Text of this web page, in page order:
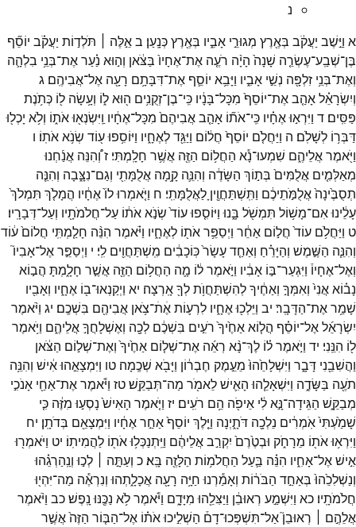
נ
א וַיֵּ֣שֶׁב יַעֲקֹ֔ב בְּאֶ֖רֶץ מְגוּרֵ֣י אָבִ֑יו בְּאֶ֖רֶץכְּנָֽעַן׃ באֵ֣לֶּה ׀ תֹּלְד֣וֹת יַעֲקֹ֗ב יוֹסֵ֞ף
בֶּן־שְׁבַֽע־עֶשְׂרֵ֤ה שָׁנָה֙ הָיָ֨ה רֹעֶ֤ה אֶת־אֶחָיו֙ בַּצֹּ֔אן וְה֣וּא נַ֗עַראֶת־בְּנֵ֥י בִלְהָ֛ה
וְאֶת־בְּנֵ֥י זִלְפָּ֖ה נְשֵׁ֣י אָבִ֑יו וַיָּבֵ֥א יוֹסֵ֛ף אֶת־דִּבָּתָ֥ם רָעָ֖ה אֶל־אֲבִיהֶֽם׃ ג
וְיִשְׂרָאֵ֗לאָהַ֤באֶת־יוֹסֵף֙ מִכָּל־בָּנָ֔יו כִּֽי־בֶן־זְקֻנִ֥ים ה֖וּאל֑וֹ וְעָ֥שָׂה ל֖וֹ כְּתֹ֥נֶת
פַּסִּֽים׃ ד וַיִּרְא֣וּאֶחָ֗יו כִּֽי־אֹת֞וֹ אָהַ֤באֲבִיהֶם֙ מִכָּל־אֶחָ֔יו וַֽיִּשְׂנְא֖וּאֹת֑וֹ וְלֹ֥א יָכְל֖וּ
דַּבְּר֥וֹ לְשָׁלֹֽם׃ ה וַיַּחֲלֹ֤ם יוֹסֵף֙ חֲל֔וֹם וַיַּגֵּ֖דלְאֶחָ֑יו וַיּוֹסִ֥פוּע֖וֹד שְׂנֹ֥אאֹתֽוֹ׃ ו
וַיֹּ֖אמֶראֲלֵיהֶ֑ם שִׁמְעוּ־נָ֕א הַחֲל֥וֹם הַזֶּ֖ה אֲשֶׁ֥ר חָלָֽמְתִּי׃ זוְ֠הִנֵּה אֲנַ֜חְנוּ
מְאַלְּמִ֤ים אֲלֻמִּים֙ בְּת֣וֹךְ הַשָּׂדֶ֔ה וְהִנֵּ֛ה קָ֥מָה אֲלֻמָּתִ֖י וְגַם־נִצָּ֑בָה וְהִנֵּ֤ה
תְסֻבֶּ֙ינָה֙אֲלֻמֹּ֣תֵיכֶ֔ם וַתִּֽשְׁתַּחֲוֶ֖יןָ לַאֲלֻמָּתִֽי׃ ח וַיֹּ֤אמְרוּלוֹ֙אֶחָ֔יו הֲמָלֹ֤ךְ תִּמְלֹךְ֙
עָלֵ֔ינוּאִם־מָשׁ֥וֹל תִּמְשֹׁ֖ל בָּ֑נוּ וַיּוֹסִ֤פוּעוֹד֙ שְׂנֹ֣אאֹת֔וֹ עַל־חֲלֹמֹתָ֖יו וְעַל־דְּבָרָֽיו׃
ט וַיַּחֲלֹ֥ם עוֹד֙ חֲל֣וֹם אַחֵ֔ר וַיְסַפֵּ֥ראֹת֖וֹ לְאֶחָ֑יו וַיֹּ֗אמֶר הִנֵּ֨ה חָלַ֤מְתִּֽי חֲלוֹם֙ע֔וֹד
וְהִנֵּ֧ה הַשֶּׁ֣מֶשׁ וְהַיָּרֵ֗חַ וְאַחַ֤דעָשָׂר֙כּֽוֹכָבִ֔ים מִֽשְׁתַּחֲוִ֖ים לִֽי׃ י וַיְסַפֵּ֣ראֶל־אָבִיו֮
וְאֶל־אֶחָיו֒ וַיִּגְעַר־בּ֣וֹ אָבִ֔יו וַיֹּ֣אמֶרל֔וֹ מָ֛ה הַחֲל֥וֹם הַזֶּ֖ה אֲשֶׁ֣ר חָלָ֑מְתָּ הֲב֣וֹא
נָב֗וֹאאֲנִי֙ וְאִמְּךָ֣ וְאַחֶ֔יךָלְהִשְׁתַּחֲוֺ֥תלְךָ֖אָֽרְצָה׃ יא וַיְקַנְאוּ־ב֖וֹ אֶחָ֑יו וְאָבִ֖יו
שָׁמַ֥ראֶת־הַדָּבָֽר׃ יב וַיֵּלְכ֖וּאֶחָ֑יו לִרְע֛וֹתאֶׄתׄ־צֹ֥אן אֲבִיהֶ֖ם בִּשְׁכֶֽם׃ יג וַיֹּ֨אמֶר
יִשְׂרָאֵ֜לאֶל־יוֹסֵ֗ף הֲל֤וֹאאַחֶ֙יךָ֙ רֹעִ֣ים בִּשְׁכֶ֔ם לְכָ֖ה וְאֶשְׁלָחֲךָ֣אֲלֵיהֶ֑ם וַיֹּ֥אמֶר
ל֖וֹ הִנֵּֽנִי׃ יד וַיֹּ֣אמֶרל֗וֹ לֶךְ־נָ֨א רְאֵ֜ה אֶת־שְׁל֤וֹם אַחֶ֙יךָ֙ וְאֶת־שְׁל֣וֹם הַצֹּ֔אן
וַהֲשִׁבֵ֖נִי דָּבָ֑ר וַיִּשְׁלָחֵ֙הוּ֙ מֵעֵ֣מֶק חֶבְר֔וֹן וַיָּבֹ֖א שְׁכֶֽמָה׃ טו וַיִּמְצָאֵ֣הוּאִ֔ישׁ וְהִנֵּ֥ה
תֹעֶ֖ה בַּשָּׂדֶ֑ה וַיִּשְׁאָלֵ֧הוּ הָאִ֛ישׁלֵאמֹ֖ר מַה־תְּבַקֵּֽשׁ׃טז וַיֹּ֕אמֶראֶת־אַחַ֖י אָנֹכִ֣י
מְבַקֵּ֑שׁ הַגִּֽידָה־נָּ֣אלִ֔י אֵיפֹ֖ה הֵ֥ם רֹעִֽים׃ יז וַיֹּ֤אמֶר הָאִישׁ֙ נָסְע֣וּ מִזֶּ֔ה כִּ֤י
שָׁמַ֙עְתִּי֙אֹֽמְרִ֔ים נֵלְכָ֖ה דֹּתָ֑יְנָה וַיֵּ֤לֶךְ יוֹסֵף֙אַחַ֣ראֶחָ֔יו וַיִּמְצָאֵ֖ם בְּדֹתָֽן׃ יח
וַיִּרְא֥וּאֹת֖וֹ מֵרָחֹ֑ק וּבְטֶ֙רֶם֙ יִקְרַ֣באֲלֵיהֶ֔ם וַיִּֽתְנַכְּל֥וּאֹת֖וֹ לַהֲמִיתֽוֹ׃ יט וַיֹּאמְר֖וּ
אִ֣ישׁאֶל־אָחִ֑יו הִנֵּ֗ה בַּ֛עַל הַחֲלֹמ֥וֹת הַלָּזֶ֖ה בָּֽא׃כ וְעַתָּ֣ה ׀ לְכ֣וּ וְנַֽהַרְגֵ֗הוּ
וְנַשְׁלִכֵ֙הוּ֙ בְּאַחַ֣ד הַבֹּר֔וֹת וְאָמַ֕רְנוּ חַיָּ֥ה רָעָ֖ה אֲכָלָ֑תְהוּ וְנִרְאֶ֕ה מַה־יִּהְי֖וּ
חֲלֹמֹתָֽיו׃ כא וַיִּשְׁמַ֣ע רְאוּבֵ֔ן וַיַּצִּלֵ֖הוּ מִיָּדָ֑ם וַיֹּ֕אמֶרלֹ֥א נַכֶּ֖נּוּ נָֽפֶשׁ׃כב וַיֹּ֨אמֶר
אֲלֵהֶ֣ם ׀
רְאוּבֵן֮אַל־תִּשְׁפְּכוּ־דָם֒ הַשְׁלִ֣יכוּאֹת֗וֹ אֶל־הַבּ֤וֹר הַזֶּה֙אֲשֶׁ֣ר